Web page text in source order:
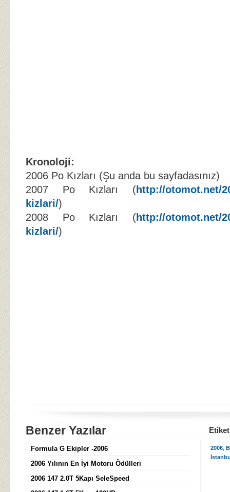
Kronoloji:
2006 Po Kızları (Şu anda bu sayfadasınız)
2007 Po Kızları (http://otomot.net/
kizlari/)
2008 Po Kızları (http://otomot.net/
kizlari/)
Benzer Yazılar
Formula G Ekipler -2006
2006 Yılının En İyi Motoru Ödülleri
2006 147 2.0T 5Kapı SeleSpeed
2006